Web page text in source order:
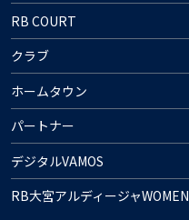
RB COURT
クラブ
ホームタウン
パートナー
デジタルVAMOS
RB大宮アルディージャWOMEN